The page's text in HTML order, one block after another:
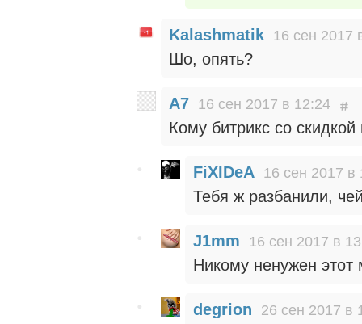
Kalashmatik 16 сен 2017
Шо, опять?
A7 16 сен 2017 в 12:24
Кому битрикс со скидкой
FiXIDeA 16 сен 2017 в
Тебя ж разбанили,
J1mm 16 сен 2017 в
Никому ненужен этот
degrion 26 сен 2017 в